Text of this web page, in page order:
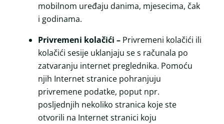
mobilnom uređaju danima, mjesecima, čak
i godinama.
Privremeni kolačići – Privremeni kolačići ili
kolačići sesije uklanjaju se s računala po
zatvaranju internet preglednika. Pomoću
njih Internet stranice pohranjuju
privremene podatke, poput npr.
posljednjih nekoliko stranica koje ste
otvorili na Internet stranici koju